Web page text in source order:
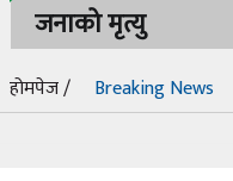
जनाको मृत्यु
होमपेज / Breaking News